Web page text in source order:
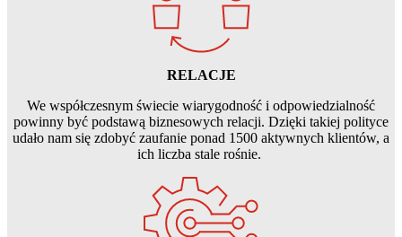
RELACJE
We współczesnym świecie wiarygodność i odpowiedzialność
powinny być podstawą biznesowych relacji. Dzięki takiej polityce
udało nam się zdobyć zaufanie ponad 1500 aktywnych klientów, a
ich liczba stale rośnie.